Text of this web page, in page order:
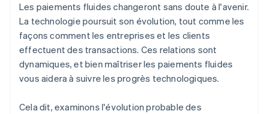
Les paiements fluides changeront sans doute à l'avenir.
La technologie poursuit son évolution, tout comme les
façons comment les entreprises et les clients
effectuent des transactions. Ces relations sont
dynamiques, et bien maîtriser les paiements fluides
vous aidera à suivre les progrès technologiques.
Cela dit, examinons l'évolution probable des